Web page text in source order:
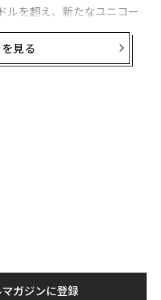
ルを超え、新たなユニコー
た。今回の調達ラウンドを
グローバルとジェネラ
キャピタル。ストックXがこ
見る
ガジンに登録